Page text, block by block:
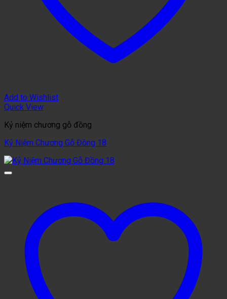
Add to Wishlist
Quick View
Kỷ niệm chương gỗ đồng
Kỷ Niệm Chương Gỗ Đồng 18